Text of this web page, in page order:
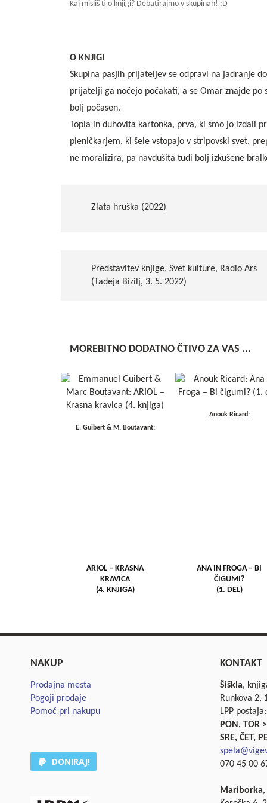
Kaj misliš ti o knjigi? Debatirajmo v skupinah! :D
O KNJIGI
Skupina pasjih prijateljev se odpravi na jadranje
prijatelji ga nočejo počakati, a se Omar znajde
bolj počasen.
Topla in duhovita kartonka, prva, ki smo jo izdali
pleničkarjem, ki šele vstopajo v stripovski svet,
ne moralizira, pa navdušita tudi bolj izkušene
Zlata hruška (2022)
Predstavitev knjige, Svet kulture, Radio Ars
(Tadeja Bizilj, 3. 5. 2022)
MOREBITNO DODATNO ČTIVO ZA VAS ...
E. Guibert & M. Boutavant:
ARIOL – KRASNA
KRAVICA
(4. KNJIGA)
Anouk Ricard:
ANA IN FROGA – BI
ČIGUMI?
(1. DEL)
NAKUP
Prodajna mesta
Pogoji prodaje
Pomoč pri nakupu
DONIRAJ!
KONTAKT
Šiškla,
Runkova 2,
LPP
PON, TOR
SRE, ČET,
070 45 00
Mariborka